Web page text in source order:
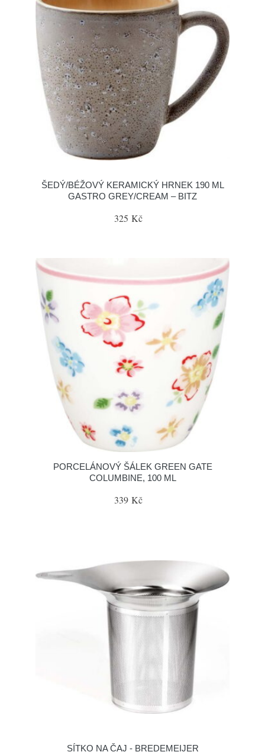
ŠEDÝ/BÉŽOVÝ KERAMICKÝ HRNEK 190 ML
GASTRO GREY/CREAM – BITZ
325 Kč
PORCELÁNOVÝ ŠÁLEK GREEN GATE
COLUMBINE, 100 ML
339 Kč
SÍTKO NA ČAJ - BREDEMEIJER